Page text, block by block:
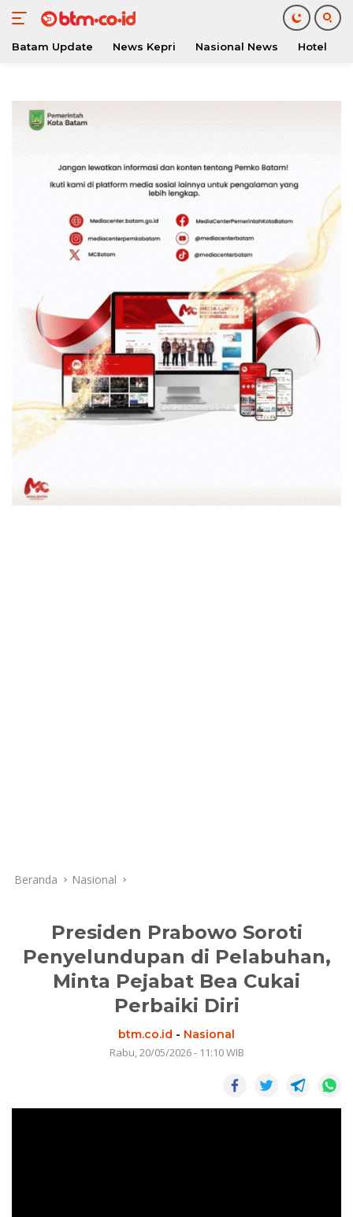
konten
Batam Update News Kepri Nasional News Hotel
Beranda Nasional
Presiden Prabowo Soroti
Penyelundupan di Pelabuhan,
Minta Pejabat Bea Cukai
Perbaiki Diri
btm.co.id - Nasional
Rabu, 20/05/2026 - 11:10 WIB